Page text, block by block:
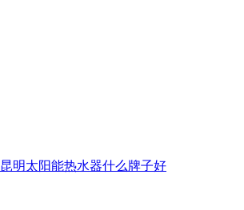
昆明太阳能热水器什么牌子好